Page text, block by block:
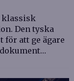
klassisk
Den tyska
att ge ägare